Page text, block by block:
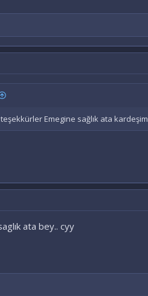
teşekkürler Emegine sağlık ata kardeşim
ata bey.. cyy